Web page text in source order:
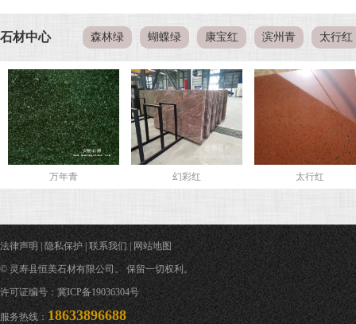
石材中心 森林绿 蝴蝶绿 康宝红 滨州青 太行红
万年青 幻彩红 太行红
法律声明 隐私保护| 联系我们| 网站地图
© 灵寿县恒美石材有限公司。 保留一切权利。
许可证编号：冀ICP备19036304号
服务热线： 18633896688